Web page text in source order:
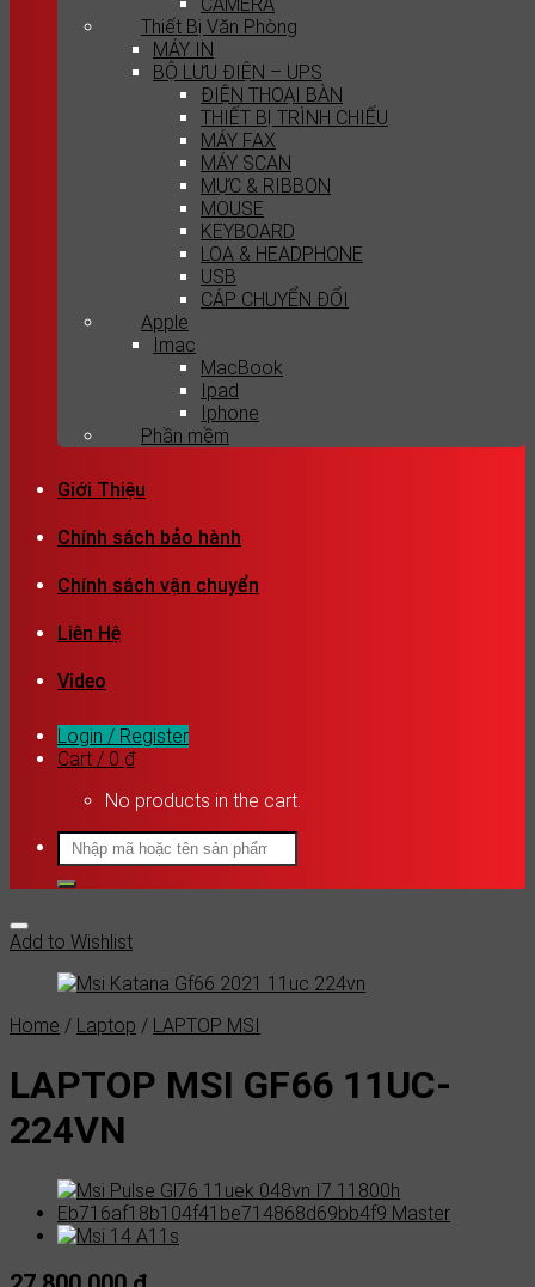
Thiết Bị Văn Phòng
MÁY IN
BỘ LƯU ĐIỆN – UPS
ĐIỆN THOẠI BÀN
THIẾT BỊ TRÌNH CHIẾU
MÁY FAX
MÁY SCAN
MỰC & RIBBON
MOUSE
KEYBOARD
LOA & HEADPHONE
USB
CÁP CHUYỂN ĐỔI
Apple
Imac
MacBook
Ipad
Iphone
Phần mềm
Giới Thiệu
Chính sách bảo hành
Chính sách vận chuyển
Liên Hệ
Video
Login / Register
Cart / 0 ₫
No products in the cart.
Search
for:
Add to Wishlist
Home / Laptop / LAPTOP MSI
LAPTOP MSI GF66 11UC-
224VN